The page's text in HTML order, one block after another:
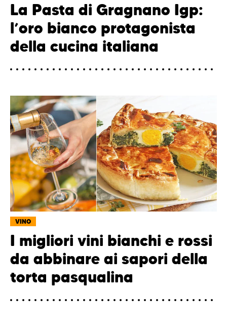
La Pasta di Gragnano Igp:
l’oro bianco protagonista
della cucina italiana
VINO
I migliori vini bianchi e rossi
da abbinare ai sapori della
torta pasqualina